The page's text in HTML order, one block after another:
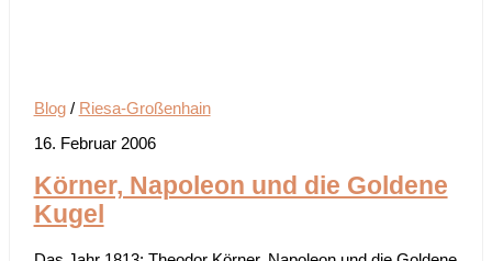
Blog/ Riesa-Großenhain
16. Februar 2006
Körner, Napoleon und die Goldene
Kugel